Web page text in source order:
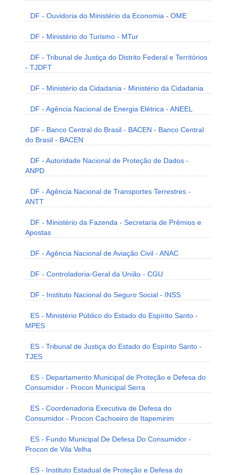
DF - Ouvidoria do Ministério da Economia - OME
DF - Ministério do Turismo - MTur
DF - Tribunal de Justiça do Distrito Federal e Territórios
- TJDFT
DF - Ministério da Cidadania - Ministério da Cidadania
DF - Agência Nacional de Energia Elétrica - ANEEL
DF - Banco Central do Brasil - BACEN - Banco Central
do Brasil - BACEN
DF - Autoridade Nacional de Proteção de Dados -
ANPD
DF - Agência Nacional de Transportes Terrestres -
ANTT
DF - Ministério da Fazenda - Secretaria de Prêmios e
Apostas
DF - Agência Nacional de Aviação Civil - ANAC
DF - Controladoria-Geral da União - CGU
DF - Instituto Nacional do Seguro Social - INSS
ES - Ministério Público do Estado do Espírito Santo -
MPES
ES - Tribunal de Justiça do Estado do Espírito Santo -
TJES
ES - Departamento Municipal de Proteção e Defesa do
Consumidor - Procon Municipal Serra
ES - Coordenadoria Executiva de Defesa do
Consumidor - Procon Cachoeiro de Itapemirim
ES - Fundo Municipal De Defesa Do Consumidor -
Procon de Vila Velha
ES - Instituto Estadual de Proteção e Defesa do